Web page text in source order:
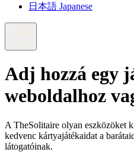
日本語 Japanese
Adj hozzá egy
weboldalhoz
A TheSolitaire olyan eszközöket
kedvenc kártyajátékaidat a
látogatóinak.